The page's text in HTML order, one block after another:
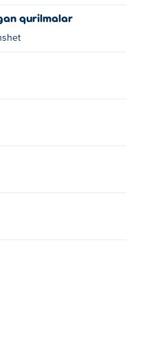
kerak!?
tanlash uchun
va telefonlar va
qurilmalar